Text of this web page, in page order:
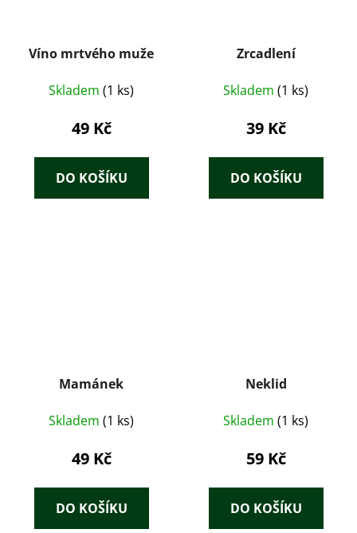
Víno mrtvého muže
Skladem (1 ks)
49 Kč
DO KOŠÍKU
Zrcadlení
Skladem (1 ks)
39 Kč
DO KOŠÍKU
Mamánek
Skladem (1 ks)
49 Kč
DO KOŠÍKU
Neklid
Skladem (1 ks)
59 Kč
DO KOŠÍKU